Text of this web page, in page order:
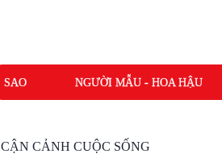
SAO NGƯỜI MẪU - HOA HẬU
CẬN CẢNH CUỘC SỐNG